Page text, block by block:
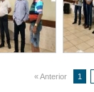
« Anterior 1